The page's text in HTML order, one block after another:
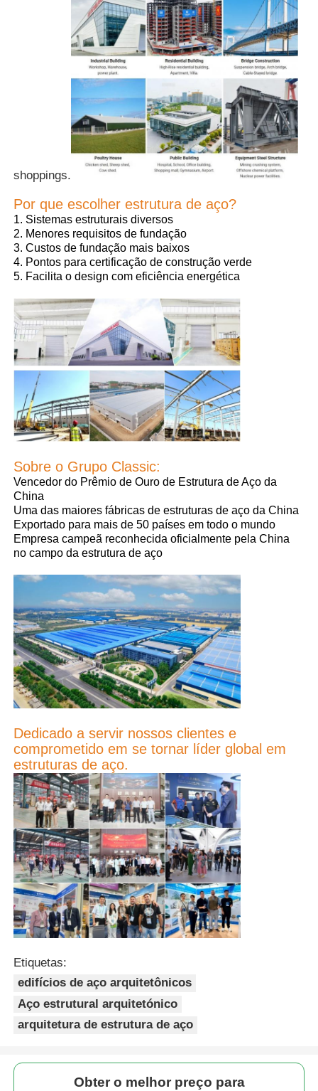
Quem Somos
Controle de Qualidade
Fale Conosco
notícias
Todos os casos
Pedir um orçamento
Edifício da estrutura de aço
Oficina de Estrutura de Aço
Armazém de estruturas de aço
Construção de aço pesada
Ponte de estruturas de aço
Escritório de estrutura de aço
Galpão Estrutura Metálica
Estrutura de aço industrial
Edifício Público de Aço
Estrutura do aço comercial
Estrutura de aço pré-fabricada
shoppings.
Por que escolher estrutura de aço?
1. Sistemas estruturais diversos
2. Menores requisitos de fundação
3. Custos de fundação mais baixos
4. Pontos para certificação de construção verde
5. Facilita o design com eficiência energética
Sobre o Grupo Classic:
Vencedor do Prêmio de Ouro de Estrutura de Aço da
China
Uma das maiores fábricas de estruturas de aço da China
Exportado para mais de 50 países em todo o mundo
Empresa campeã reconhecida oficialmente pela China
no campo da estrutura de aço
Dedicado a servir nossos clientes e
comprometido em se tornar líder global em
estruturas de aço.
Etiquetas:
edifícios de aço arquitetônicos
Aço estrutural arquitetónico
arquitetura de estrutura de aço
Obter o melhor preço para